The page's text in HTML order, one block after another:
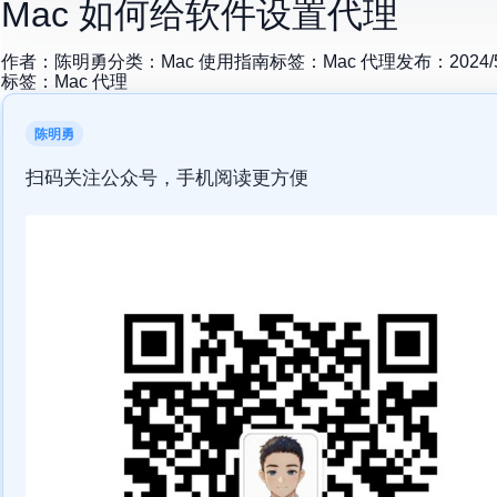
Mac 如何给软件设置代理
作者： 陈明勇分类： Mac 使用指南标签： Mac 代理发布：
标签： Mac 代理
陈明勇
扫码关注公众号，手机阅读更方便